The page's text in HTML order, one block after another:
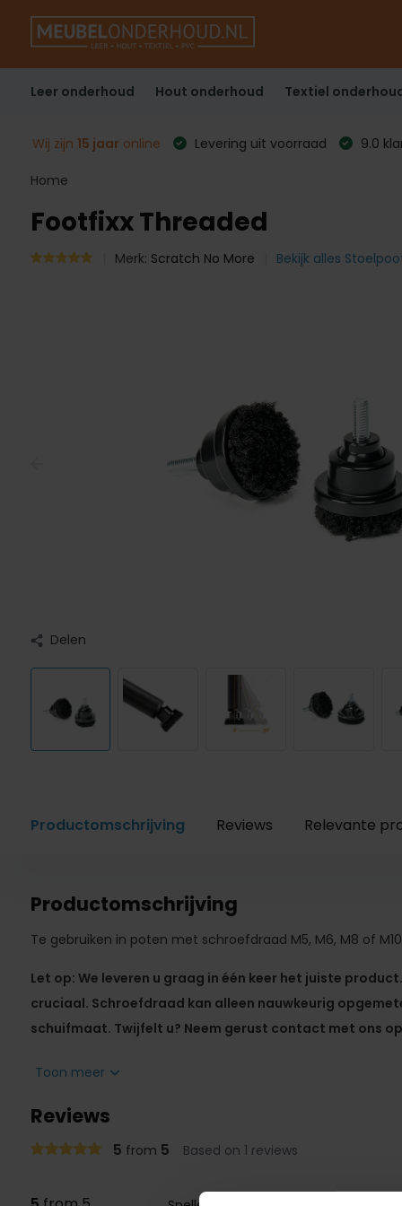
Leer onderhoud Hout onderhoud Textiel
Wij zijn 15 jaaronline Levering uit voorraad 9.0
Home
Footfixx Threaded
Merk: Scratch No More Bekijk alles
Delen
Productomschrijving Reviews Relevante
Productomschrijving
Te gebruiken in poten met schroefdraad M5, M6, M8 of
Let op: We leveren u graag in één keer het juiste
cruciaal. Schroefdraad kan alleen nauwkeurig
schuifmaat. Twijfelt u? Neem gerust contact met ons
Te gebruiken in alle poten waarin schroefdraad M5,
Eenmalig bevestigen in de poot.
Eenvoudig verwisselbaar beschermvoetje.
Uw meubel komt maximaal 25mm hoger te staan.
Toon meer
Reviews
5 from 5 Based on 1 reviews